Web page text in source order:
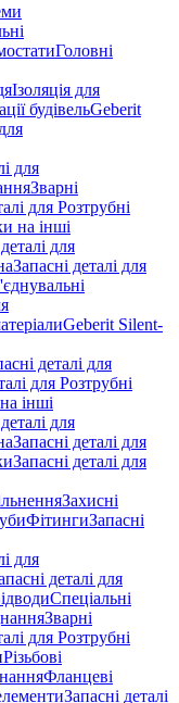
Головні
Ізоляція для
будівельGeberit
для
Зварні
для Розтрубні
на інші
для
Запасні деталі для
Geberit Silent-
деталі для
для Розтрубні
інші
для
Запасні деталі для
Запасні деталі для
Захисні
ФітингиЗапасні
для
деталі для
Спеціальні
Зварні
для Розтрубні
Різьбові
Фланцеві
Запасні деталі